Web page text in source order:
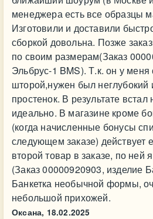
менеджера есть все образцы
Изготовили и доставили
сборкой довольна. Позже
по своим размерам(Заказ
Эльбрус-1 BMS). Т.к. он у меня
шторой,нужен был неглубокий
простенок. В результате
идеально. В магазине кроме
(когда начисленные бонусы
следующем заказе) действует
второй товар в заказе, по ней
(Заказ 00000920903, изделие
Банкетка необычной формы,
небольшой прихожей.
Оксана, 18.02.2025